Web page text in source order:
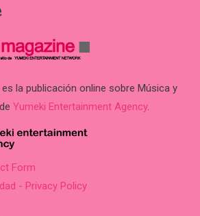
la publicación online sobre Música y
Yumeki Entertainment Agency.
Form
- Privacy Policy